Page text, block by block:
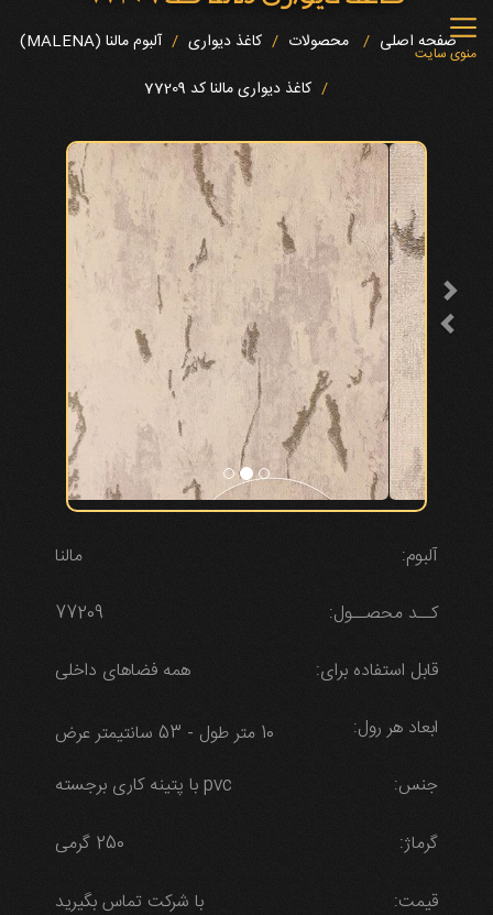
منوی سایت
صفحه اصلی
محصولات کاغذ دیواری
آلبوم مالنا (MALENA)
کاغذ دیواری مالنا کد 77209
Previous
Next
آلبوم:
مالنا
کــد محصــول:
77209
قابل استفاده برای:
همه فضاهای داخلی
ابعاد هر رول:
10 متر طول - 53 سانتیمتر عرض
جنس:
pvc با پتینه کاری برجسته
گرماژ:
250 گرمی
قیمت:
با شرکت تماس بگیرید